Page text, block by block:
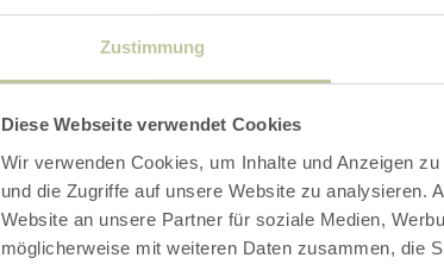
Zustimmung
Diese Webseite verwendet Cookies
Wir verwenden Cookies, um Inhalte und Anzeigen
und die Zugriffe auf unsere Website zu analysieren.
Website an unsere Partner für soziale Medien,
möglicherweise mit weiteren Daten zusammen, die